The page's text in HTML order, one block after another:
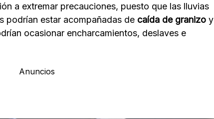
a extremar precauciones, puesto que las lluvias
podrían estar acompañadas de caída de granizo y
ocasionar encharcamientos, deslaves e
Anuncios